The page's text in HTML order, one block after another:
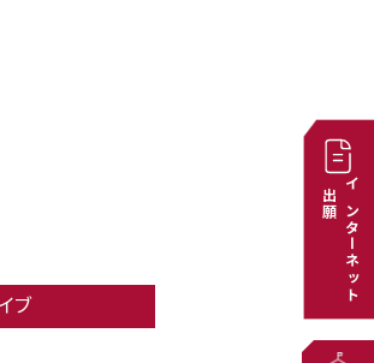
ブ
インターネット
出願